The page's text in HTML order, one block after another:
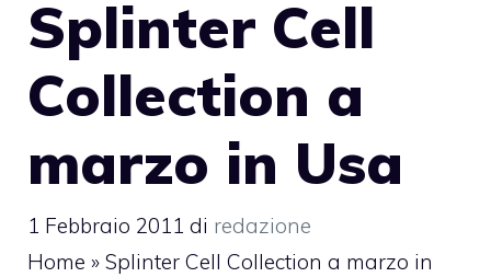
Splinter Cell
Collection a
marzo in Usa
1 Febbraio 2011 di redazione
Home » Splinter Cell Collection a marzo in